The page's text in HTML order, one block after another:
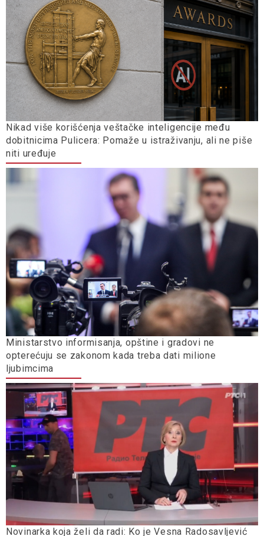
Nikad više korišćenja veštačke inteligencije među
dobitnicima Pulicera: Pomaže u istraživanju, ali ne piše
niti uređuje
Ministarstvo informisanja, opštine i gradovi ne
opterećuju se zakonom kada treba dati milione
ljubimcima
Novinarka koja želi da radi: Ko je Vesna Radosavljević